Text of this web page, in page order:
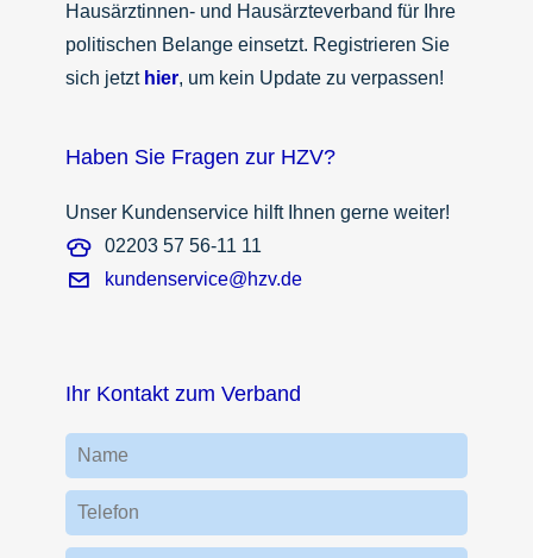
Hausärztinnen- und Hausärzteverband für Ihre
politischen Belange einsetzt. Registrieren Sie
sich jetzt hier, um kein Update zu verpassen!
Haben Sie Fragen zur HZV?
Unser Kundenservice hilft Ihnen gerne weiter!
02203 57 56-11 11
kundenservice@hzv.de
Ihr Kontakt zum Verband
Name
Telefon